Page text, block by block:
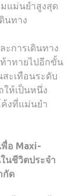
แม่นยำสูงสุด
นทาง
ะการเดินทาง
าทายไปอีกขั้น
สะเทือนระดับ
ห้เป็นหนึ่ง
ค้งที่แม่นยำ
พื่อ Maxi-
นชีวิตประจำ
กัด